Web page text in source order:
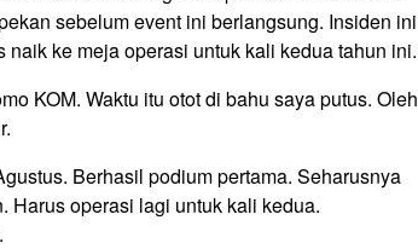
sebelum event ini berlangsung. Insiden ini
ke meja operasi untuk kali kedua tahun ini.
KOM. Waktu itu otot di bahu saya putus. Oleh
Berhasil podium pertama. Seharusnya
Harus operasi lagi untuk kali kedua.